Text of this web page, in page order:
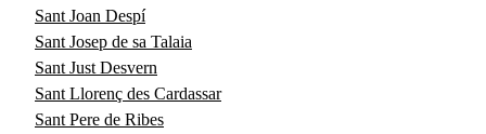
Sant Joan Despí
Sant Josep de sa Talaia
Sant Just Desvern
Sant Llorenç des Cardassar
Sant Pere de Ribes